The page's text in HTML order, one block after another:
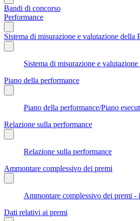
Bandi di concorso
Performance
Sistema di misurazione e valutazione della
Sistema di misurazione e
Piano della performance
Piano della performance/Piano
Relazione sulla performance
Relazione sulla performance
Ammontare complessivo dei premi
Ammontare complessivo dei premi -
Dati relativi ai premi